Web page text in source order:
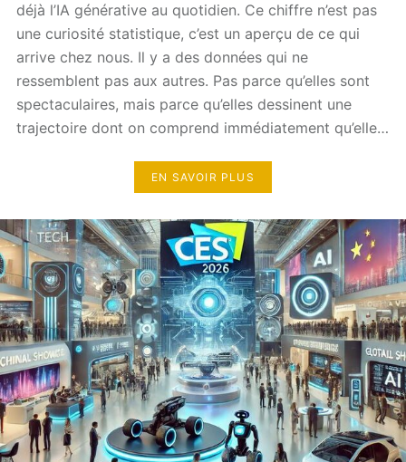
déjà l’IA générative au quotidien. Ce chiffre n’est pas
une curiosité statistique, c’est un aperçu de ce qui
arrive chez nous. Il y a des données qui ne
ressemblent pas aux autres. Pas parce qu’elles sont
spectaculaires, mais parce qu’elles dessinent une
trajectoire dont on comprend immédiatement qu’elle…
EN SAVOIR PLUS